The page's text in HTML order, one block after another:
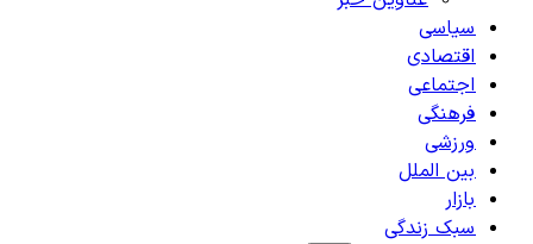
سیاسی
اقتصادی
اجتماعی
فرهنگی
ورزشی
بین الملل
بازار
سبک زندگی